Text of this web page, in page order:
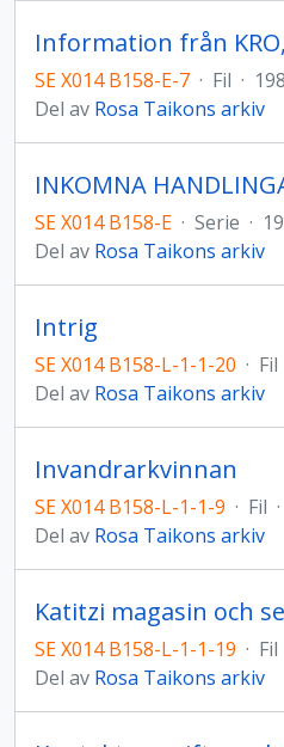
SE X014 B158-E-7 · Fil ·
Del av Rosa Taikons arkiv
INKOMNA
SE X014 B158-E · Serie ·
Del av Rosa Taikons arkiv
Intrig
SE X014 B158-L-1-1-20 · Fil
Del av Rosa Taikons arkiv
Invandrarkvinnan
SE X014 B158-L-1-1-9 · Fil ·
Del av Rosa Taikons arkiv
Katitzi magasin och
SE X014 B158-L-1-1-19 · Fil
Del av Rosa Taikons arkiv